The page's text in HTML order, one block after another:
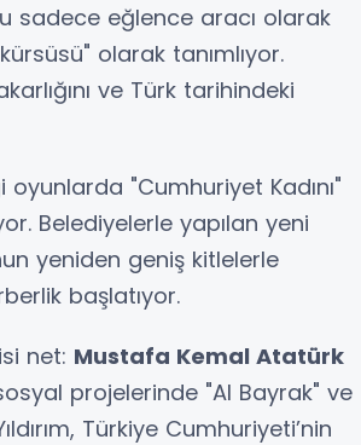
sadece eğlence aracı olarak
olarak tanımlıyor.
ve Türk tarihindeki
oyunlarda "Cumhuriyet Kadını"
Belediyelerle yapılan yeni
yeniden geniş kitlelerle
başlatıyor.
net: Mustafa Kemal Atatürk
projelerinde "Al Bayrak" ve
Türkiye Cumhuriyeti’nin